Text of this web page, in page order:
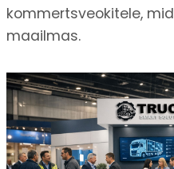
kommertsveokitele,
maailmas.